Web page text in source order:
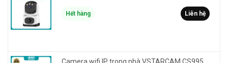
Hết hàng Liên hệ